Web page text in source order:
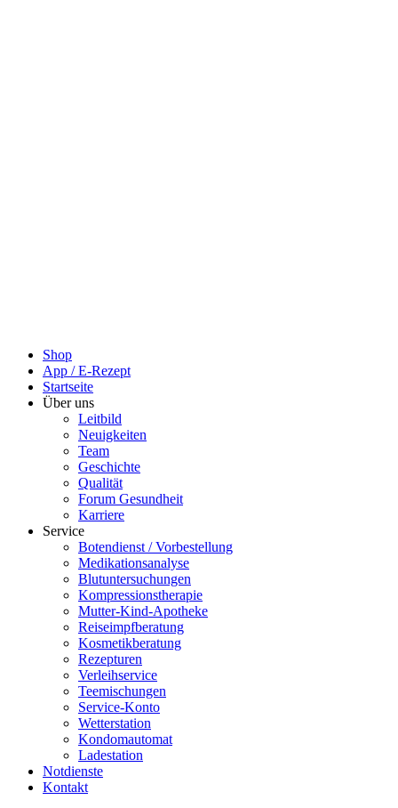
Shop
App / E-Rezept
Startseite
Über uns
Leitbild
Neuigkeiten
Team
Geschichte
Qualität
Forum Gesundheit
Karriere
Service
Botendienst / Vorbestellung
Medikationsanalyse
Blutuntersuchungen
Kompressionstherapie
Mutter-Kind-Apotheke
Reiseimpfberatung
Kosmetikberatung
Rezepturen
Verleihservice
Teemischungen
Service-Konto
Wetterstation
Kondomautomat
Ladestation
Notdienste
Kontakt